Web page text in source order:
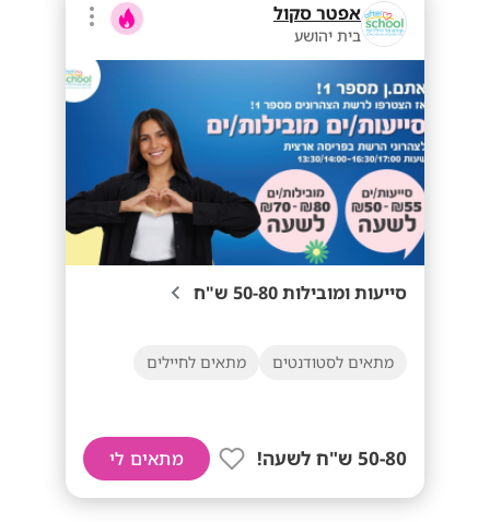
אפטר סקול
בית יהושע
סייעות ומובילות 50-80 ש"ח
מתאים לסטודנטים מתאים לחיילים
50-80 ש"ח לשעה! מתאים לי